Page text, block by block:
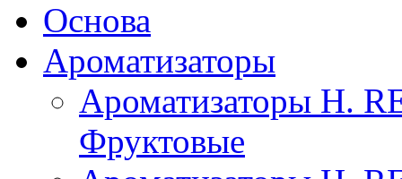
Основа
Ароматизаторы
Ароматизаторы H.
Фруктовые